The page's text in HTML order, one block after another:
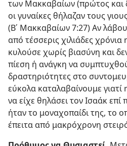
των Μακκαβαίων (πρώτος και
οι γυναίκες θήλαζαν τους
(Β΄ Μακκαβαίων 7:27) Αν
από τέσσερις χιλιάδες
κυλούσε χωρίς βιασύνη και
πίεση ή ανάγκη να
δραστηριότητες στο
εύκολα καταλαβαίνουμε
να είχε θηλάσει τον Ισαάκ
ήταν το μοναχοπαίδι της, το
έπειτα από μακρόχρονη